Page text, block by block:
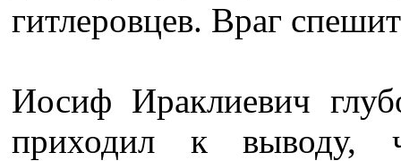
гитлеровцев. Враг
Иосиф Ираклиевич
приходил к выводу,